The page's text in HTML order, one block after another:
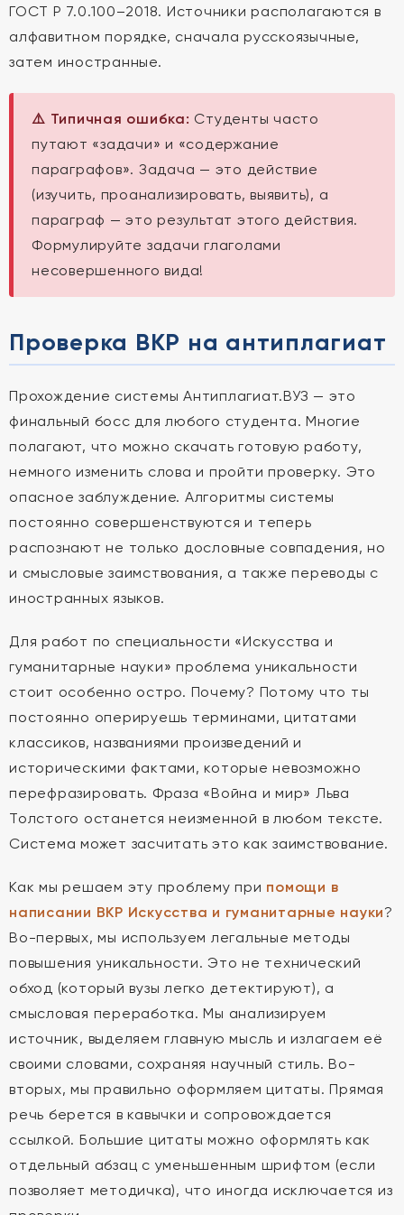
ГОСТ Р 7.0.100–2018. Источники располагаются в
алфавитном порядке, сначала русскоязычные,
затем иностранные.
⚠️ Типичная ошибка: Студенты часто
путают «задачи» и «содержание
параграфов». Задача — это действие
(изучить, проанализировать, выявить), а
параграф — это результат этого действия.
Формулируйте задачи глаголами
несовершенного вида!
Проверка ВКР на антиплагиат
Прохождение системы Антиплагиат.ВУЗ — это
финальный босс для любого студента. Многие
полагают, что можно скачать готовую работу,
немного изменить слова и пройти проверку. Это
опасное заблуждение. Алгоритмы системы
постоянно совершенствуются и теперь
распознают не только дословные совпадения, но
и смысловые заимствования, а также переводы с
иностранных языков.
Для работ по специальности «Искусства и
гуманитарные науки» проблема уникальности
стоит особенно остро. Почему? Потому что ты
постоянно оперируешь терминами, цитатами
классиков, названиями произведений и
историческими фактами, которые невозможно
перефразировать. Фраза «Война и мир» Льва
Толстого останется неизменной в любом тексте.
Система может засчитать это как заимствование.
Как мы решаем эту проблему при помощи в
написании ВКР Искусства и гуманитарные науки?
Во-первых, мы используем легальные методы
повышения уникальности. Это не технический
обход (который вузы легко детектируют), а
смысловая переработка. Мы анализируем
источник, выделяем главную мысль и излагаем её
своими словами, сохраняя научный стиль. Во-
вторых, мы правильно оформляем цитаты. Прямая
речь берется в кавычки и сопровождается
ссылкой. Большие цитаты можно оформлять как
отдельный абзац с уменьшенным шрифтом (если
позволяет методичка), что иногда исключается из